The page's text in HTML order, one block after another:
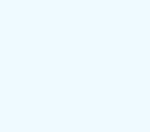
- Mal